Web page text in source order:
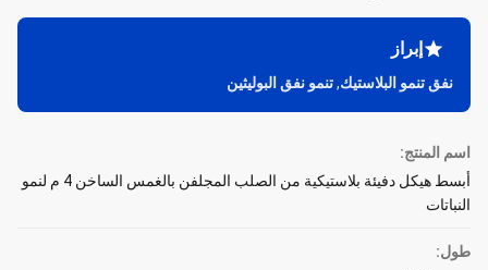
إبراز
نفق تنمو البلاستيك,تنمو نفق البوليثين
اسم المنتج:
أبسط هيكل دفيئة بلاستيكية من الصلب المجلفن بالغمس الساخن 4 م لنمو
النباتات
طول: